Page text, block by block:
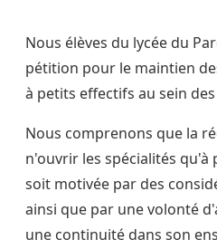
Nous élèves du lycée du
pétition pour le maintien
à petits effectifs au sein
Nous comprenons que la
n'ouvrir les spécialités qu'à
soit motivée par des
ainsi que par une volonté
une continuité dans son